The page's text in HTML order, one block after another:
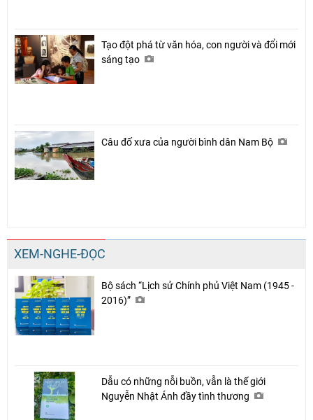
Tạo đột phá từ văn hóa, con người và đổi mới
sáng tạo
Câu đố xưa của người bình dân Nam Bộ
XEM-NGHE-ĐỌC
Bộ sách “Lịch sử Chính phủ Việt Nam (1945 -
2016)”
Dẫu có những nỗi buồn, vẫn là thế giới
Nguyễn Nhật Ánh đầy tình thương